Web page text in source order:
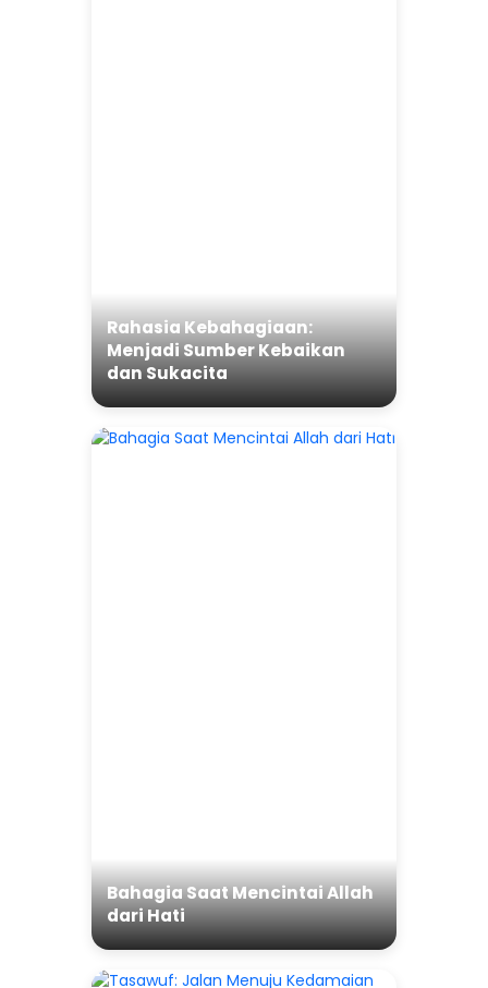
Rahasia Kebahagiaan:
Menjadi Sumber Kebaikan
dan Sukacita
Bahagia Saat Mencintai Allah
dari Hati